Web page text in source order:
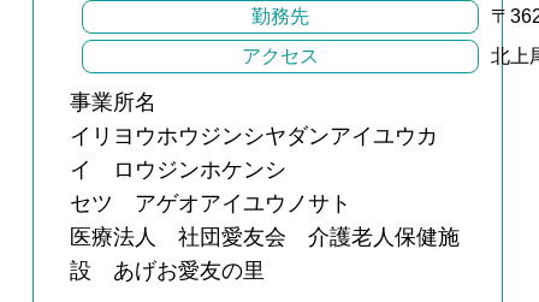
勤務先
〒
アクセス
北上
事業所名
イリヨウホウジンシヤダンアイユウカ
イ ロウジンホケンシ
セツ アゲオアイユウノサト
医療法人 社団愛友会 介護老人保健施
設 あげお愛友の里